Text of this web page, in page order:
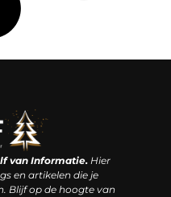
van Informatie.Hier
en artikelen die je
Blijf op de hoogte van